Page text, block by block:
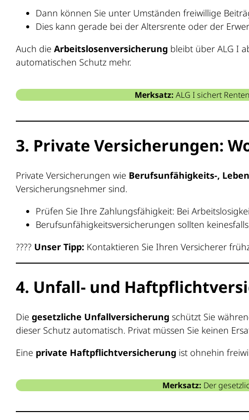
Dann können Sie unter Umständen freiwillige
Dies kann gerade bei der Altersrente oder der
Auch die Arbeitslosenversicherung bleibt über ALG I
automatischen Schutz mehr.
Merksatz: ALG I sichert
3. Private Versicherungen:
Private Versicherungen wie Berufsunfähigkeits-,
Versicherungsnehmer sind.
Prüfen Sie Ihre Zahlungsfähigkeit: Bei
Berufsunfähigkeitsversicherungen sollten
???? Unser Tipp: Kontaktieren Sie Ihren Versicherer
4. Unfall- und
Die gesetzliche Unfallversicherung schützt Sie
dieser Schutz automatisch. Privat müssen Sie keinen
Eine private Haftpflichtversicherung ist ohnehin
Merksatz: Der